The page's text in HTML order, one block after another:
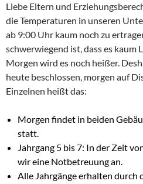
Liebe Eltern und
die Temperaturen in unseren
ab 9:00 Uhr kaum noch zu
schwerwiegend ist, dass es
Morgen wird es noch heißer.
heute beschlossen, morgen auf
Einzelnen heißt das:
Morgen findet in beiden
statt.
Jahrgang 5 bis 7: In der Zeit
wir eine Notbetreuung an.
Alle Jahrgänge erhalten durch